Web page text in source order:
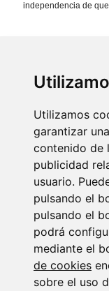
Utilizamos
garantizar
contenido de
publicidad
usuario.
pulsando el
pulsando el
podrá
mediante el
de cookies
sobre el uso
independencia de
Newsletter
24/07/2026